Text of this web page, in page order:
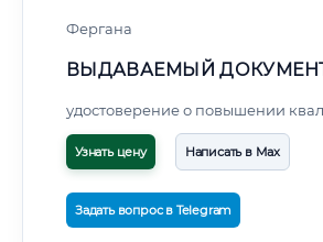
Фергана
ВЫДАВАЕМЫЙ
удостоверение о повышении
Узнать цену Написать в Max
Задать вопрос в Telegram